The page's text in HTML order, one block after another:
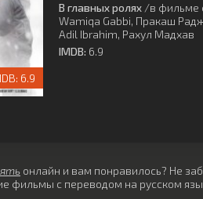
6.9
В главных ролях /в фильме
Wamiqa Gabbi, Пракаш
Adil Ibrahim, Рахул Мадхав
IMDB: 6.9
онлайн и вам понравилось? Не
фильмы с переводом на русском